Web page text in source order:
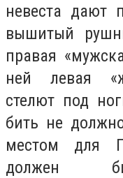
невеста дают
вышитый
правая
ней левая
стелют под
бить не
местом для
должен